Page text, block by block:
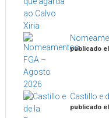
publicado
Castillo e
publicado